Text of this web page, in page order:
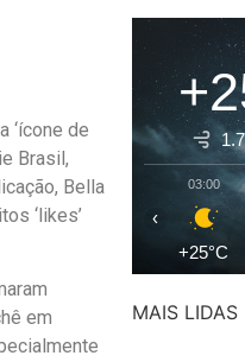
‘ícone de
Brasil,
Bella
‘likes’
em
03:00
+25°C
‹
MAIS LIDAS